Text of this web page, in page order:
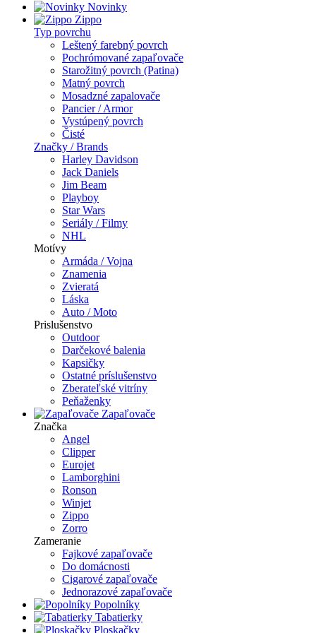
Novinky
Zippo
Typ povrchu
Leštený farebný povrch
Pochrómované zapaľovače
Starožitný povrch (Patina)
Matný povrch
Mosadzné zapalovače
Pancier / Armor
Vystúpený povrch
Čisté
Značky / Brands
Harley Davidson
Jack Daniels
Jim Beam
Playboy
Star Wars
Seriály / Filmy
NHL
Motívy
Armáda / Vojna
Znamenia
Zvieratá
Láska
Auto / Moto
Prislušenstvo
Outdoor
Darčekové balenia
Kapsičky
Ostatné príslušenstvo
Zberateľské vitríny
Peňaženky
Zapaľovače
Značka
Angel
Clipper
Eurojet
Lamborghini
Ronson
Winjet
Zippo
Zorro
Zameranie
Fajkové zapaľovače
Do domácnosti
Cigarové zapaľovače
Jednorazové zapaľovače
Popolníky
Tabatierky
Ploskačky